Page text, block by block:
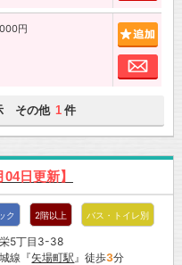
円
お
その他 1 件
04日更新】
ク 2階以上 バス・トイレ別
5丁目3-38
線『矢場町駅 』徒歩3分